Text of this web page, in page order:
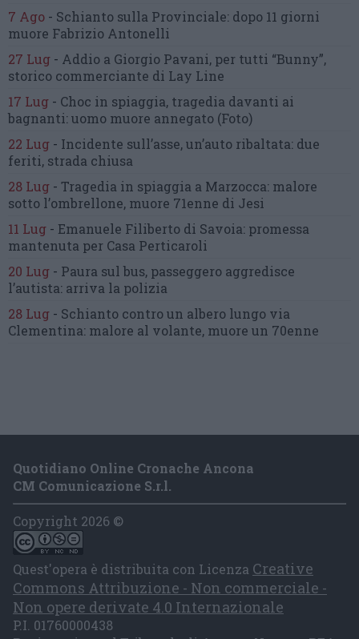
7 Ago - Schianto sulla Provinciale: dopo 11 giorni
muore Fabrizio Antonelli
27 Lug - Addio a Giorgio Pavani, per tutti “Bunny”,
storico commerciante di Lay Line
17 Lug - Choc in spiaggia, tragedia davanti ai
bagnanti:uomo muore annegato (Foto)
22 Lug - Incidente sull’asse, un’auto ribaltata: due
feriti, strada chiusa
28 Lug - Tragedia in spiaggia a Marzocca: malore
sotto l’ombrellone, muore 71enne di Jesi
11 Lug - Emanuele Filiberto di Savoia: promessa
mantenuta per Casa Perticaroli
20 Lug - Paura sul bus, passeggero aggredisce
l’autista: arriva la polizia
28 Lug - Schianto contro un albero lungo via
Clementina: malore al volante, muore un 70enne
Quotidiano Online Cronache Ancona
CM Comunicazione S.r.l.
Copyright 2026 ©
Quest'opera è distribuita con Licenza Creative
Commons Attribuzione - Non commerciale -
Non opere derivate 4.0 Internazionale
P.I. 01760000438